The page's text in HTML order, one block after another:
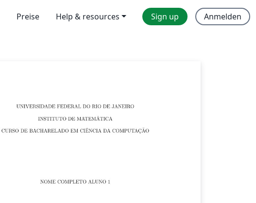
Preise Help & resources Sign up Anmelden